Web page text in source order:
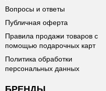
Вопросы и ответы
Публичная оферта
Правила продажи товаров с
помощью подарочных карт
Политика обработки
персональных данных
БРЕНДЫ